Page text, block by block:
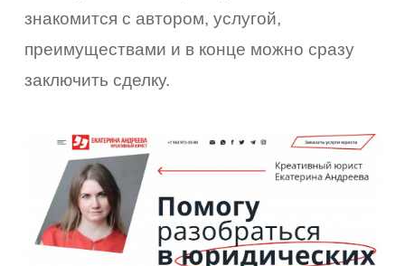
знакомится с автором, услугой,
преимуществами и в конце можно сразу
заключить сделку.